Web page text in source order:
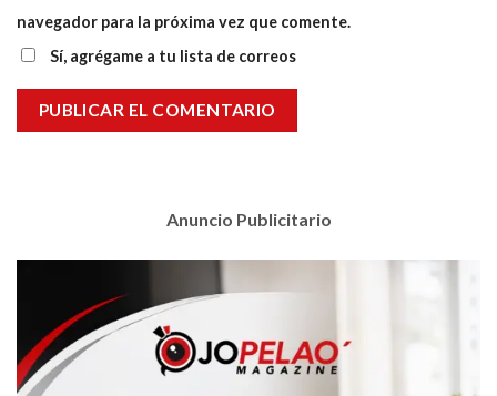
navegador para la próxima vez que comente.
Sí, agrégame a tu lista de correos
Anuncio Publicitario